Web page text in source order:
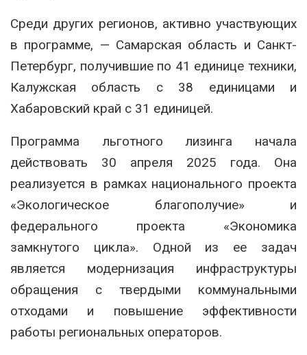
Среди других регионов, активно участвующих
в программе, — Самарская область и Санкт-
Петербург, получившие по 41 единице техники,
Калужская область с 38 единицами и
Хабаровский край с 31 единицей.
Программа льготного лизинга начала
действовать 30 апреля 2025 года. Она
реализуется в рамках национального проекта
«Экологическое благополучие» и
федерального проекта «Экономика
замкнутого цикла». Одной из ее задач
является модернизация инфраструктуры
обращения с твердыми коммунальными
отходами и повышение эффективности
работы региональных операторов.